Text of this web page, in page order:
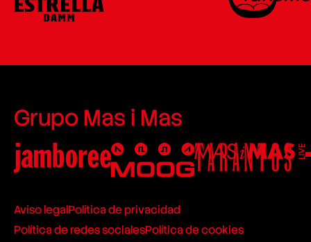
Grupo Mas i Mas
Aviso legalPolítica de privacidad
Política de redes socialesPolítica de cookies